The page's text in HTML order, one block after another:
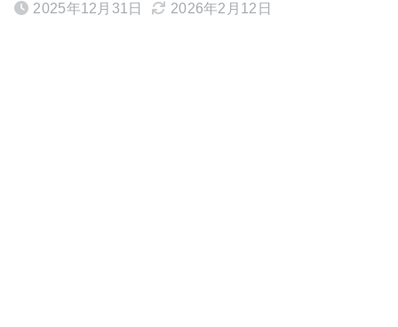
2025年12月31日 2026年2月12日